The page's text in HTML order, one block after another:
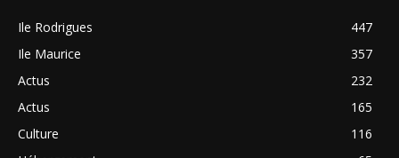
Ile Rodrigues
447
Ile Maurice
357
Actus
232
Actus
165
Culture
116